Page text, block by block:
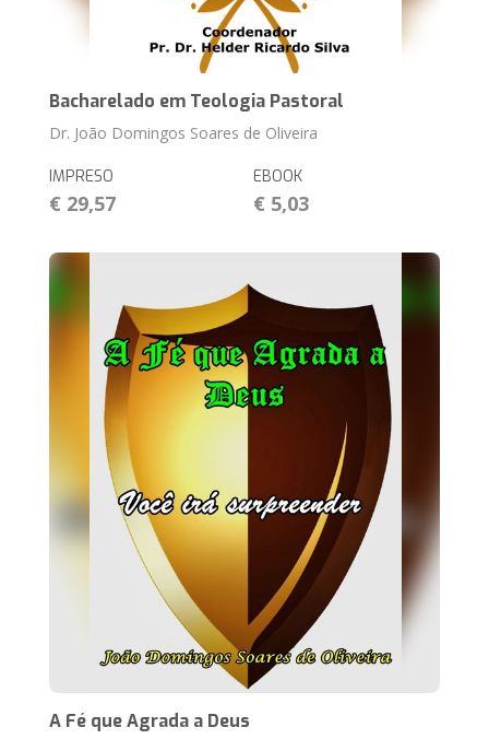
Bacharelado em Teologia Pastoral
Dr. João Domingos Soares de Oliveira
IMPRESO
€ 29,57
EBOOK
€ 5,03
A Fé que Agrada a Deus